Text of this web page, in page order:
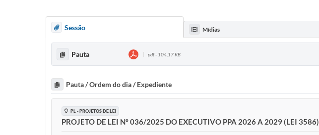
Sessão Mídias
Pauta pdf - 104,17 KB
Pauta / Ordem do dia / Expediente
PL - PROJETOS DE LEI
PROJETO DE LEI Nº 036/2025 DO EXECUTIVO PPA 2026 A 2029 (LEI 3586)